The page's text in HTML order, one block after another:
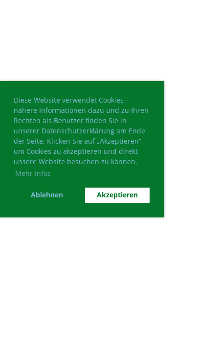
Diese Website verwendet Cookies –
nähere Informationen dazu und zu Ihren
Rechten als Benutzer finden Sie in
unserer Datenschutzerklärung am Ende
der Seite. Klicken Sie auf „Akzeptieren“,
um Cookies zu akzeptieren und direkt
unsere Website besuchen zu können.
Mehr Infos
Ablehnen Akzeptieren